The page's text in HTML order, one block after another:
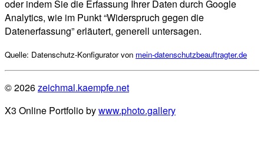
oder indem Sie die Erfassung Ihrer Daten durch Google
Analytics, wie im Punkt “Widerspruch gegen die
Datenerfassung” erläutert, generell untersagen.
Quelle: Datenschutz-Konfigurator von mein-datenschutzbeauftragter.de
© 2026zeichmal.kaempfe.net
X3 Online Portfolio bywww.photo.gallery